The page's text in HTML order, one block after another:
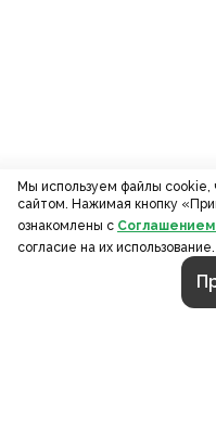
Мы используем файлы cookie,
сайтом. Нажимая кнопку
ознакомлены с Соглашением
согласие на их использование.